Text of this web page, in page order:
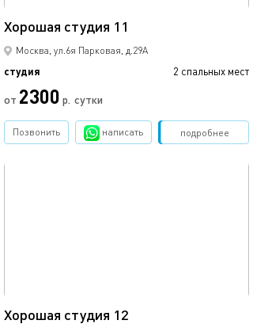
Хорошая студия 11
Москва, ул.6я Парковая, д.29А
студия 2 спальных мест
от 2300 р. сутки
подробнее
Позвонить написать Забронировать
Хорошая студия 12